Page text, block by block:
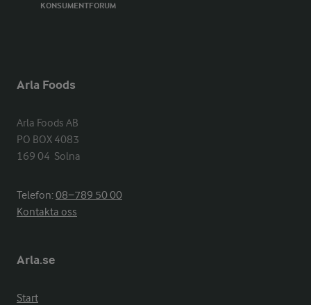
KONSUMENTFORUM
Arla Foods
Arla Foods AB
PO BOX 4083
169 04  Solna
Telefon:08−789 50 00
Kontakta oss
Arla.se
Start